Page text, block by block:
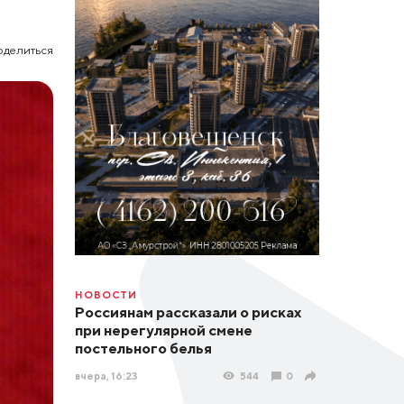
НОВОСТИ
Россиянам рассказали о рисках
при нерегулярной смене
постельного белья
вчера, 16:23 544 0